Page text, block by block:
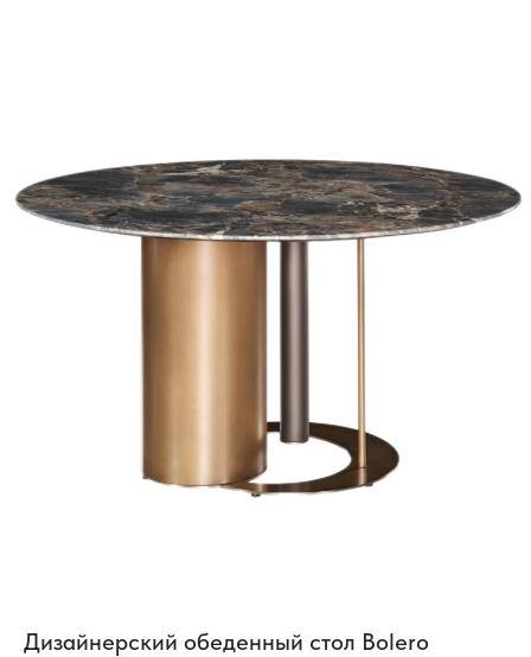
Дизайнерский обеденный стол Bolero